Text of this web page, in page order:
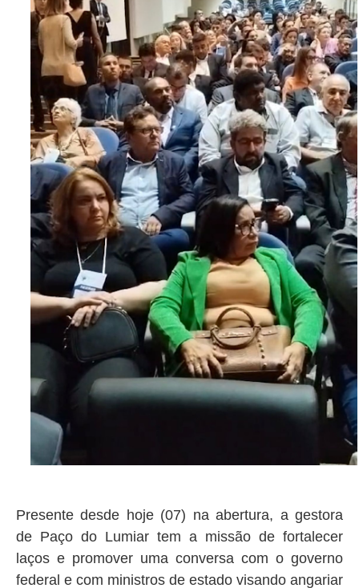
Presente desde hoje (07) na abertura, a gestora
de Paço do Lumiar tem a missão de fortalecer
laços e promover uma conversa com o governo
federal e com ministros de estado visando angariar